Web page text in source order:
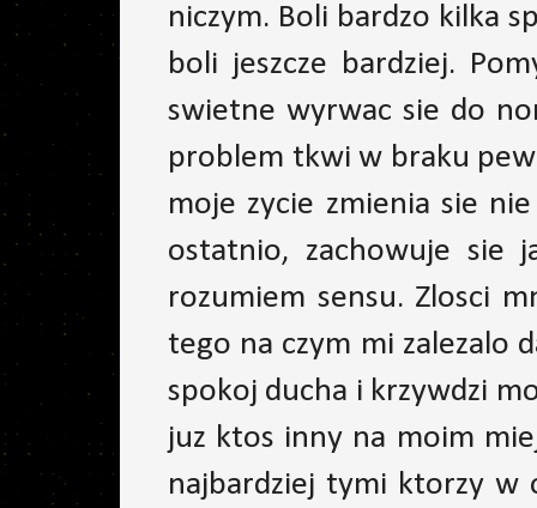
niczym. Boli bardzo kilka
boli jeszcze bardziej.
swietne wyrwac sie do
problem tkwi w braku
moje zycie zmienia sie
ostatnio, zachowuje sie
rozumiem sensu. Zlosci
tego na czym mi zalezalo
spokoj ducha i krzywdzi
juz ktos inny na moim
najbardziej tymi ktorzy w